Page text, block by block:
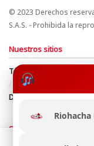
Riohacha
© 2023 Derechos
S.A.S. - Prohibida la
Nuestros sitios
Términos y Condiciones
Política de uso de
Directrices Editoriales
Síguenos
Esta página web